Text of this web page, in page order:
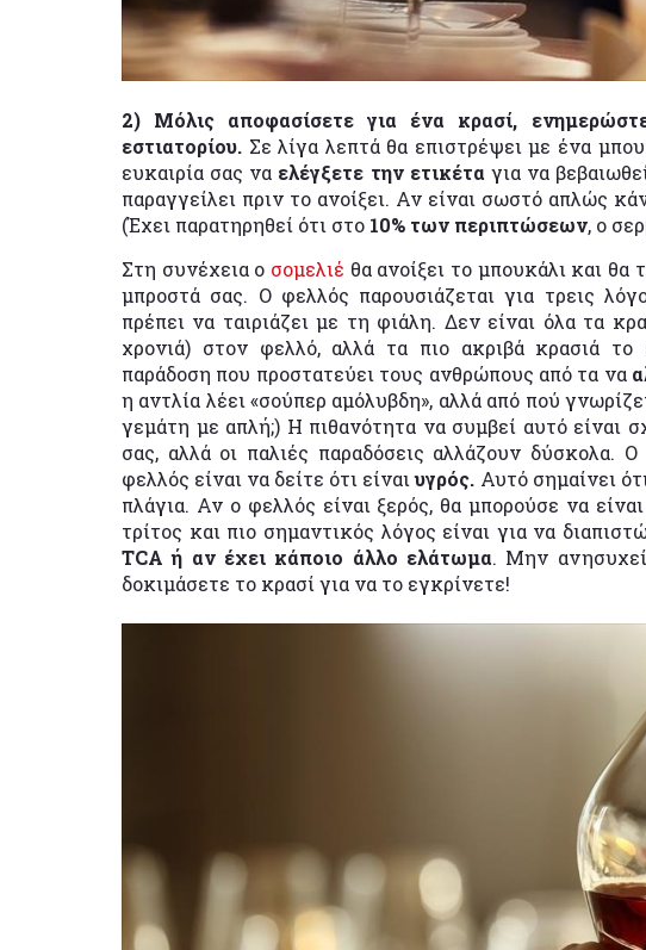
2) Μόλις αποφασίσετε για ένα κρασί,
εστιατορίου. Σε λίγα λεπτά θα επιστρέψει με ένα
ευκαιρία σας να ελέγξετε την ετικέτα για να
παραγγείλει πριν το ανοίξει. Αν είναι σωστό απλώς
(Έχει παρατηρηθεί ότι στο 10% των περιπτώσεων, ο
Στη συνέχεια ο σομελιέ θα ανοίξει το μπουκάλι και
μπροστά σας. Ο φελλός παρουσιάζεται για τρεις
πρέπει να ταιριάζει με τη φιάλη. Δεν είναι όλα τα
χρονιά) στον φελλό, αλλά τα πιο ακριβά κρασιά το
παράδοση που προστατεύει τους ανθρώπους από τα να
η αντλία λέει «σούπερ αμόλυβδη», αλλά από πού
γεμάτη με απλή;) Η πιθανότητα να συμβεί αυτό είναι
σας, αλλά οι παλιές παραδόσεις αλλάζουν δύσκολα.
φελλός είναι να δείτε ότι είναιυγρός. Αυτό σημαίνει
πλάγια. Αν ο φελλός είναι ξερός, θα μπορούσε να
τρίτος και πιο σημαντικός λόγος είναι για να
TCA ή αν έχει κάποιο άλλο ελάτωμα. Μην
δοκιμάσετε το κρασί για να το εγκρίνετε!